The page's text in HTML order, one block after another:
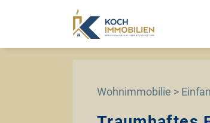
Wohnimmobilie >